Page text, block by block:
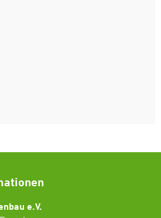
e.V.